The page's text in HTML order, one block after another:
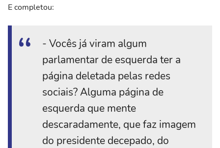
E completou:
- Vocês já viram algum
parlamentar de esquerda ter a
página deletada pelas redes
sociais? Alguma página de
esquerda que mente
descaradamente, que faz imagem
do presidente decepado, do